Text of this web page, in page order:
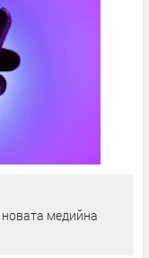
новата медийна